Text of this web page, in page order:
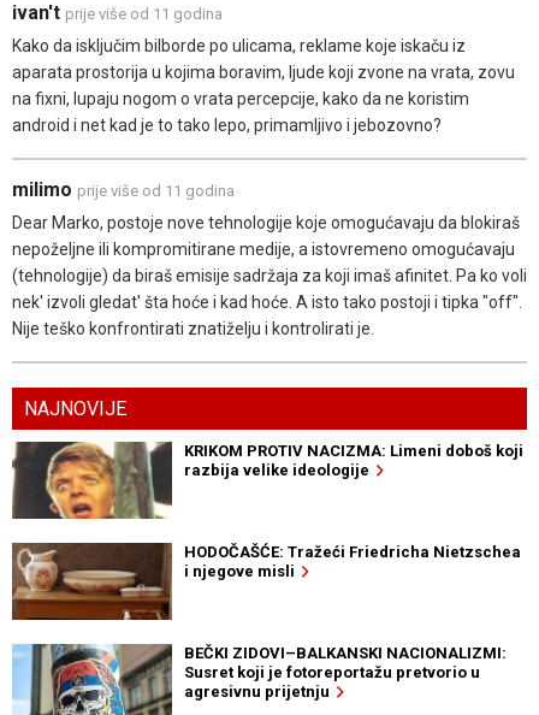
ivan't prije više od 11 godina
Kako da isključim bilborde po ulicama, reklame koje iskaču iz
aparata prostorija u kojima boravim, ljude koji zvone na vrata, zovu
na fixni, lupaju nogom o vrata percepcije, kako da ne koristim
android i net kad je to tako lepo, primamljivo i jebozovno?
milimo prije više od 11 godina
Dear Marko, postoje nove tehnologije koje omogućavaju da blokiraš
nepoželjne ili kompromitirane medije, a istovremeno omogućavaju
(tehnologije) da biraš emisije sadržaja za koji imaš afinitet. Pa ko voli
nek' izvoli gledat' šta hoće i kad hoće. A isto tako postoji i tipka "off".
Nije teško konfrontirati znatiželju i kontrolirati je.
NAJNOVIJE
KRIKOM PROTIV NACIZMA: Limeni doboš koji
razbija velike ideologije
HODOČAŠĆE: Tražeći Friedricha Nietzschea
i njegove misli
BEČKI ZIDOVI–BALKANSKI NACIONALIZMI:
Susret koji je fotoreportažu pretvorio u
agresivnu prijetnju